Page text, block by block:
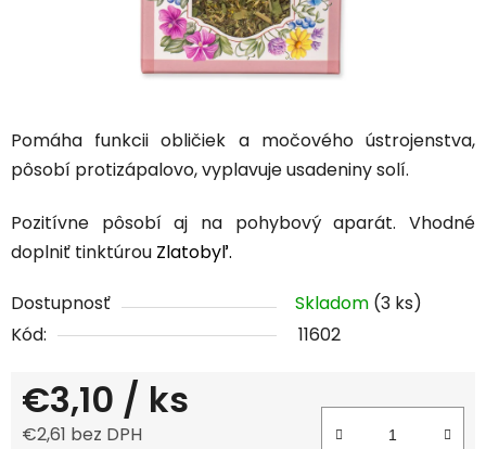
Pomáha funkcii obličiek a močového ústrojenstva,
pôsobí protizápalovo, vyplavuje usadeniny solí.
Pozitívne pôsobí aj na pohybový aparát. Vhodné
doplniť tinktúrou Zlatobyľ.
Dostupnosť Skladom (3 ks)
Kód:
11602
€3,10 / ks
€2,61 bez DPH